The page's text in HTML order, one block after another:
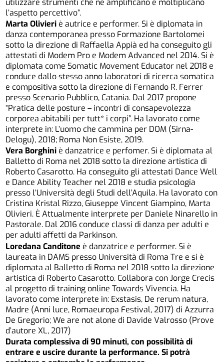
l’aspetto percettivo”.
Marta Olivieri è autrice e performer. Si è diplomata in
danza contemporanea presso Formazione Bartolomei
sotto la direzione di Raffaella Appià ed ha conseguito gli
attestati di Modem Pro e Modem Advanced nel 2014. Si è
diplomata come Somatic Movement Educator nel 2018 e
conduce dallo stesso anno laboratori di ricerca somatica
e compositiva sotto la direzione di Fernando R. Ferrer
presso Scenario Pubblico, Catania. Dal 2017 propone
“Pratica delle posture – incontri di consapevolezza
corporea abitabili per tutt* i corpi”. Ha lavorato come
interprete in: L’uomo che cammina per DOM (Sirna-
Delogu), 2018; Roma Non Esiste, 2019.
Vera Borghini è danzatrice e perfomer. Si è diplomata al
Balletto di Roma nel 2018 sotto la direzione artistica di
Roberto Casarotto. Ha conseguito gli attestati Dance Well
e Dance Ability Teacher nel 2018 e studia psicologia
presso l’Università degli Studi dell’Aquila. Ha lavorato con
Cristina Kristal Rizzo, Giuseppe Vincent Giampino, Marta
Olivieri. È Attualmente interprete per Daniele Ninarello in
Pastorale. Dal 2016 conduce classi di danza per adulti e
per adulti affetti da Parkinson.
Loredana Canditone è danzatrice e performer. Si è
laureata in DAMS presso Università di Roma Tre e si è
diplomata al Balletto di Roma nel 2018 sotto la direzione
artistica di Roberto Casarotto. Collabora con Jorge Crecis
al progetto di training online Towards Vivencia. Ha
lavorato come interprete in: Exstasis, De rerum natura,
Madre (Anni luce, Romaeuropa Festival, 2017) di Azzurra
De Gregorio; We are not alone di Davide Valrosso (Prove
d’autore XL, 2017)
Durata complessiva di 90 minuti, con possibilità di
entrare e uscire durante la performance. Si potrà